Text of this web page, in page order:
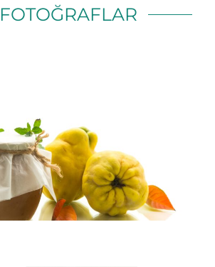
FOTOĞRAFLAR